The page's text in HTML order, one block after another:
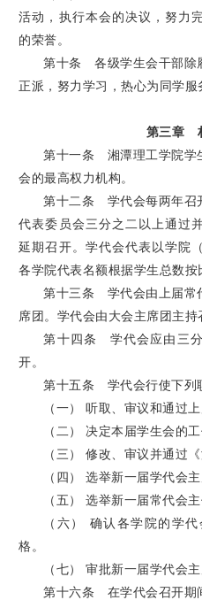
活动，执行本会的决议，努力
的荣誉。
第十条 各级学生会干部除
正派，努力学习，热心为同学服
第三章
第十一条 湘潭理工学院学
会的最高权力机构。
第十二条 学代会每两年召
代表委员会三分之二以上通过
延期召开。学代会代表以学院
各学院代表名额根据学生总数按
第十三条 学代会由上届常
席团。学代会由大会主席团主持
第十四条 学代会应由三
开。
第十五条 学代会行使下列
（一） 听取、审议和通过
（二） 决定本届学生会的
（三） 修改、审议并通过
（四） 选举新一届学代会主
（五） 选举新一届常代会主
（六） 确认各学院的学
格。
（七） 审批新一届学代会
第十六条 在学代会召开期